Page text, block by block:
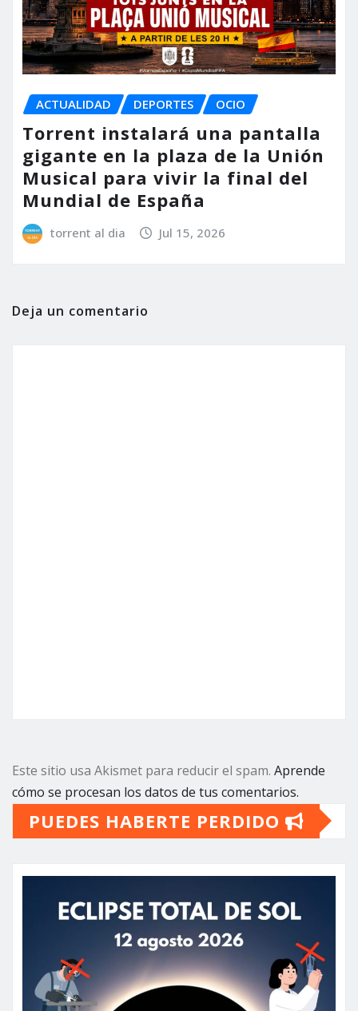
ACTUALIDAD DEPORTES OCIO
Torrent instalará una pantalla
gigante en la plaza de la Unión
Musical para vivir la final del
Mundial de España
torrent al dia Jul 15, 2026
Deja un comentario
Este sitio usa Akismet para reducir el spam. Aprende
cómo se procesan los datos de tus comentarios.
PUEDES HABERTE PERDIDO